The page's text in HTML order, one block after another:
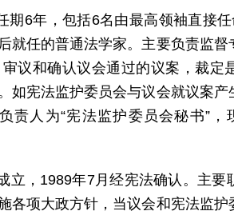
期6年，包括6名由最高领袖直接
就任的普通法学家。主要负责监督
议和确认议会通过的议案，裁定
如宪法监护委员会与议会就议案
责人为“宪法监护委员会秘书”，
立，1989年7月经宪法确认。主
各项大政方针，当议会和宪法监